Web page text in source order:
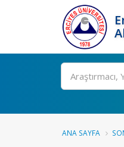
Ara
ANA SAYFA